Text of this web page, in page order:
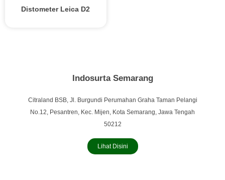
Distometer Leica D2
Indosurta Semarang
Citraland BSB, Jl. Burgundi Perumahan Graha Taman Pelangi
No.12, Pesantren, Kec. Mijen, Kota Semarang, Jawa Tengah
50212
Lihat Disini